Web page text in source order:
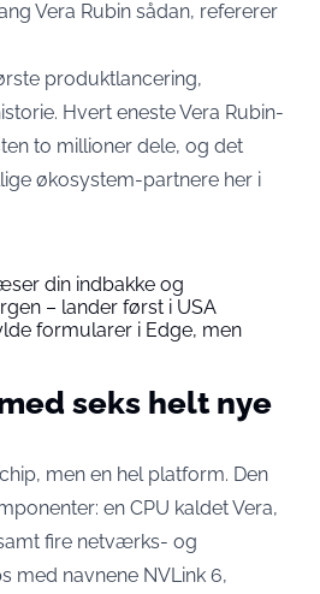
Vera Rubin sådan, refererer
produktlancering,
Hvert eneste Vera Rubin-
to millioner dele, og det
økosystem-partnere her i
din indbakke og
– lander først i USA
formularer i Edge, men
seks helt nye
men en hel platform. Den
en CPU kaldet Vera,
fire netværks- og
med navnene NVLink 6,